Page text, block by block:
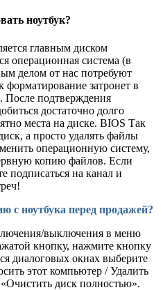
ноутбук?
главным диском
операционная система (в
делом от нас потребуют
форматирование затронет в
После подтверждения
достаточно долго
места на диске. BIOS Так
а просто удалять файлы
операционную систему,
копию файлов. Если
подписаться на канал и
с ноутбука перед продажей?
выключения в меню
кнопку, нажмите кнопку
диалоговых окнах выберите
этот компьютер / Удалить
диск полностью».